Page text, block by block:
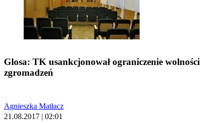
Glosa: TK usankcjonował ograniczenie wolności
zgromadzeń
Agnieszka Matłacz
21.08.2017 | 02:01